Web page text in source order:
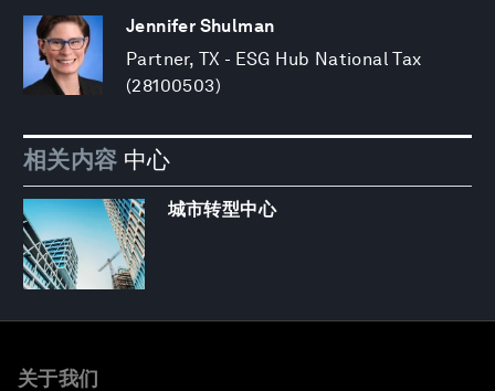
Jennifer Shulman
Partner, TX - ESG Hub National Tax
(28100503)
相关内容 中心
城市转型中心
关于我们